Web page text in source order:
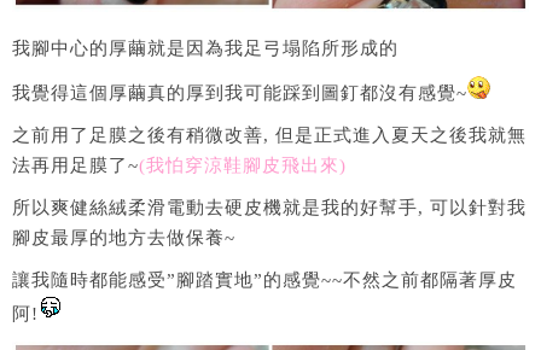
我腳中心的厚繭就是因為我足弓塌陷所形成的
我覺得這個厚繭真的厚到我可能踩到圖釘都沒有感覺~
之前用了足膜之後有稍微改善, 但是正式進入夏天之後我就無
法再用足膜了~(我怕穿涼鞋腳皮飛出來)
所以爽健絲絨柔滑電動去硬皮機就是我的好幫手, 可以針對我
腳皮最厚的地方去做保養~
讓我隨時都能感受”腳踏實地”的感覺~~不然之前都隔著厚皮
阿!